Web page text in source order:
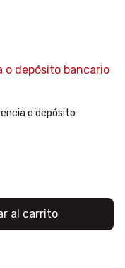
o depósito bancario
o depósito